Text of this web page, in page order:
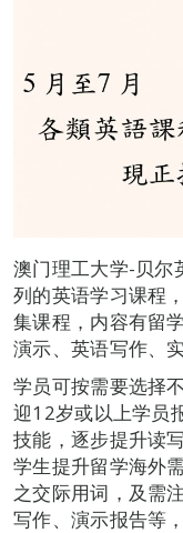
澳门理工大学-贝尔
列的英语学习课程
集课程，内容有留
演示、英语写作、
学员可按需要选择
迎12岁或以上学员
技能，逐步提升读
学生提升留学海外
之交际用词，及需
写作、演示报告等